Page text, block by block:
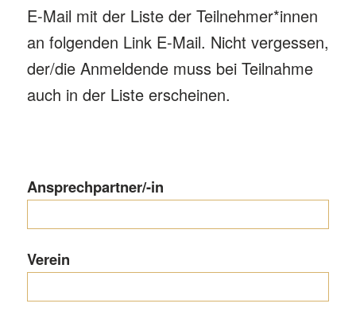
E-Mail mit der Liste der Teilnehmer*innen
an folgenden Link E-Mail. Nicht vergessen,
der/die Anmeldende muss bei Teilnahme
auch in der Liste erscheinen.
Ansprechpartner/-in
Verein